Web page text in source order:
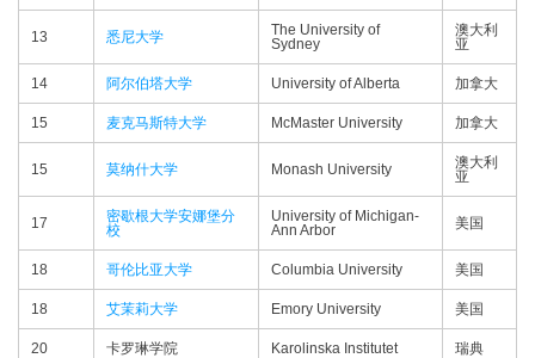
13 悉尼大学
The University of
Sydney
澳大利
亚
14 阿尔伯塔大学 University of Alberta 加拿大
15 麦克马斯特大学 McMaster University 加拿大
15 莫纳什大学 Monash University
澳大利
亚
17
密歇根大学安娜堡分
校
University of Michigan-
Ann Arbor
美国
18 哥伦比亚大学 Columbia University 美国
18 艾茉莉大学 Emory University 美国
20 卡罗琳学院 Karolinska Institutet 瑞典